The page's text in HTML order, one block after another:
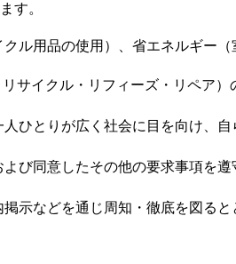
す。
ル用品の使用）、省エネルギー
サイクル・リフィーズ・リペア）
ひとりが広く社会に目を向け、
び同意したその他の要求事項を遵
示などを通じ周知・徹底を図ると